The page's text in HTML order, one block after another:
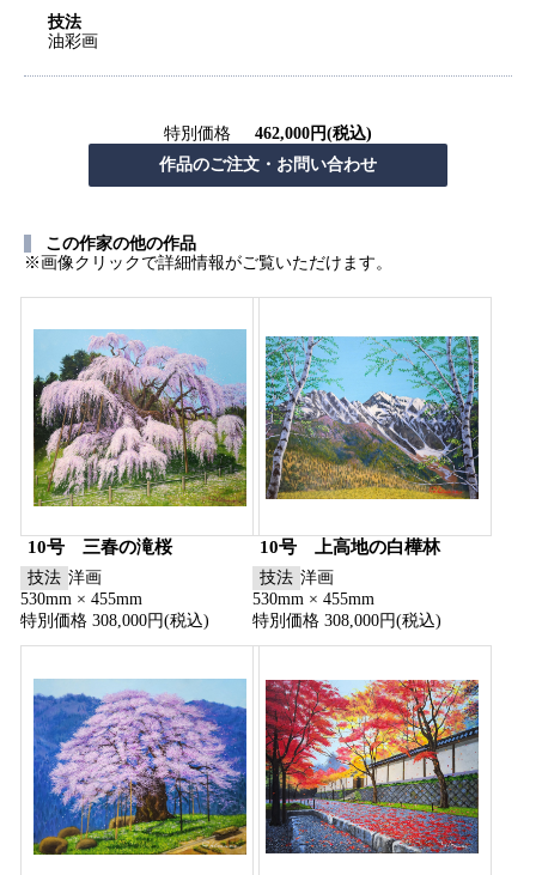
技法
油彩画
特別価格 462,000円(税込)
この作家の他の作品
※画像クリックで詳細情報がご覧いただけます。
10号 三春の滝桜
技法 洋画
530mm × 455mm
特別価格 308,000円(税込)
10号 上高地の白樺林
技法 洋画
530mm × 455mm
特別価格 308,000円(税込)